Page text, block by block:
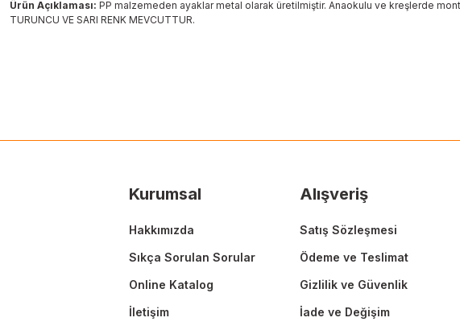
Ürün Açıklaması: PP malzemeden ayaklar metal olarak üretilmiştir. Anaokulu ve kreşlerde
TURUNCU VE SARI RENK MEVCUTTUR.
Bu ürüne benzer farklı alternatifler olmalı.
Kurumsal
Hakkımızda
Sıkça Sorulan Sorular
Online Katalog
İletişim
Alışveriş
Satış Sözleşmesi
Ödeme ve Teslimat
Gizlilik ve Güvenlik
İade ve Değişim